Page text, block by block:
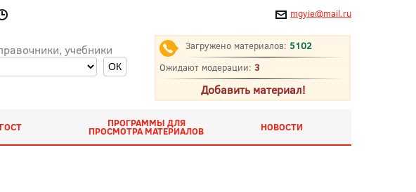
mgyie@mail.ru
учебники Загружено материалов: 5102
Ожидают модерации: 3
Добавить материал!
ГОСТ ПРОГРАММЫ ДЛЯ
ПРОСМОТРА МАТЕРИАЛОВ НОВОСТИ